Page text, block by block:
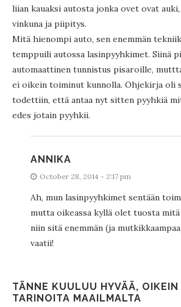
liian kauaksi autosta jonka ovet ovat auki,
vinkuna ja piipitys.
Mitä hienompi auto, sen enemmän
temppuili autossa lasinpyyhkimet. Siinä
automaattinen tunnistus pisaroille,
ei oikein toiminut kunnolla. Ohjekirja oli
todettiin, että antaa nyt sitten pyyhkiä
edes jotain pyyhkii.
ANNIKA
October 28, 2014 - 2:17 pm
Ah, mun lasinpyyhkimet sentään
mutta oikeassa kyllä olet tuosta
niin sitä enemmän (ja
vaatii!
TÄNNE KUULUU HYVÄÄ, OIKEIN
TARINOITA MAAILMALTA